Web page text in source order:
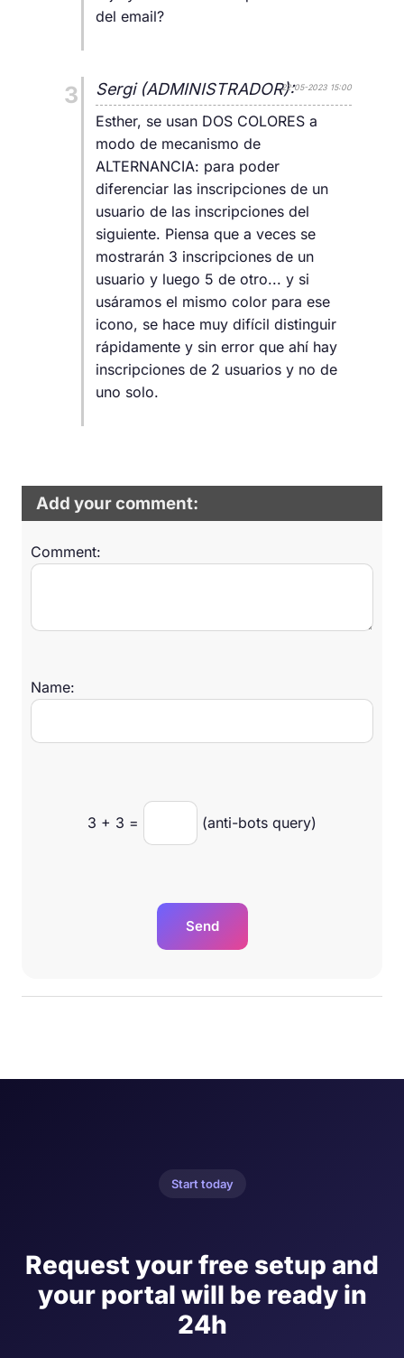
del email?
3 Sergi (ADMINISTRADOR):22-05-2023 15:00
Esther, se usan DOS COLORES a
modo de mecanismo de
ALTERNANCIA: para poder
diferenciar las inscripciones de un
usuario de las inscripciones del
siguiente. Piensa que a veces se
mostrarán 3 inscripciones de un
usuario y luego 5 de otro... y si
usáramos el mismo color para ese
icono, se hace muy difícil distinguir
rápidamente y sin error que ahí hay
inscripciones de 2 usuarios y no de
uno solo.
Add your comment:
Comment:
Name:
3 + 3 = (anti-bots query)
Send
Start today
Request your free setup and
your portal will be ready in
24h